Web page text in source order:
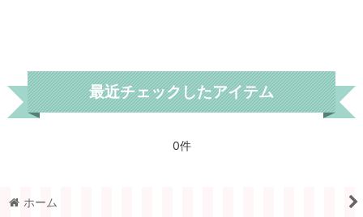
最近チェックしたアイテム
0件
ホーム